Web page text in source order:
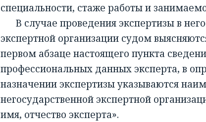
специальности, стаже работы и
В случае проведения экспертизы в
экспертной организации судом
первом абзаце настоящего пункта
профессиональных данных эксперта, в
назначении экспертизы указываются
негосударственной экспертной
имя, отчество эксперта».